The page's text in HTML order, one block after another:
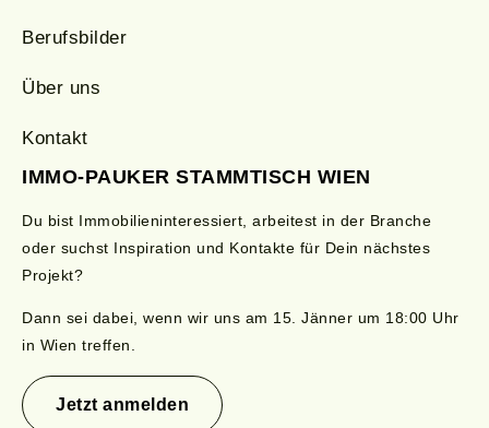
Berufsbilder
Über uns
Kontakt
IMMO-PAUKER STAMMTISCH WIEN
Du bist Immobilieninteressiert, arbeitest in der Branche
oder suchst Inspiration und Kontakte für Dein nächstes
Projekt?
Dann sei dabei, wenn wir uns am 15. Jänner um 18:00 Uhr
in Wien treffen.
Jetzt anmelden